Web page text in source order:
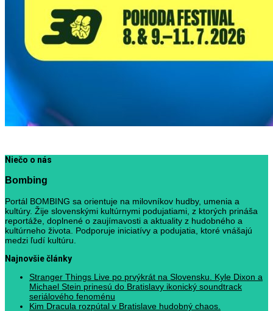
Niečo o nás
Bombing
Portál BOMBING sa orientuje na milovníkov hudby, umenia a
kultúry. Žije slovenskými kultúrnymi podujatiami, z ktorých prináša
reportáže, doplnené o zaujímavosti a aktuality z hudobného a
kultúrneho života. Podporuje iniciatívy a podujatia, ktoré vnášajú
medzi ľudí kultúru.
Najnovšie články
Stranger Things Live po prvýkrát na Slovensku. Kyle Dixon a
Michael Stein prinesú do Bratislavy ikonický soundtrack
seriálového fenoménu
Kim Dracula rozpútal v Bratislave hudobný chaos.